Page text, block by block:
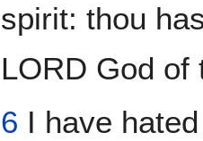
spirit: thou
LORD God of
6 I have